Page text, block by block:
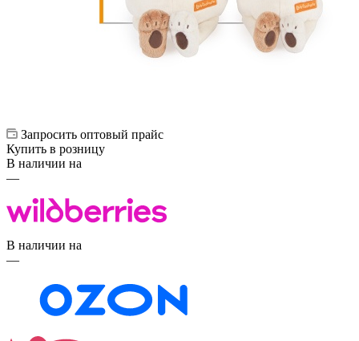
Запросить оптовый прайс
Купить в розницу
В наличии на
—
В наличии на
—